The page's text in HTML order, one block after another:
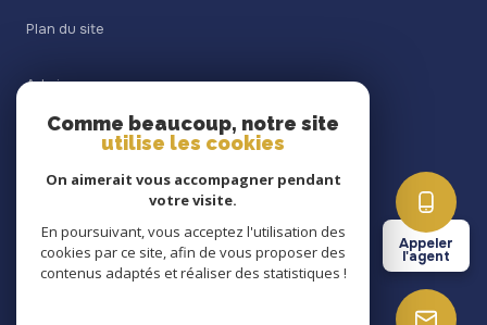
Appeler
l'agent
Plan du site
Admin
Nos honoraires
Cookies
Comme beaucoup, notre site
utilise les cookies
On aimerait vous accompagner pendant
votre visite.
En poursuivant, vous acceptez l'utilisation des
cookies par ce site, afin de vous proposer des
contenus adaptés et réaliser des statistiques !